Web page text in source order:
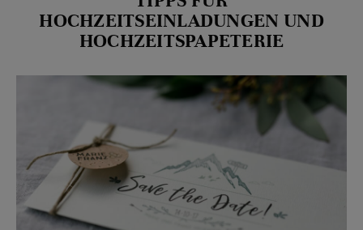
HOCHZEITSEINLADUNGEN UND
HOCHZEITSPAPETERIE